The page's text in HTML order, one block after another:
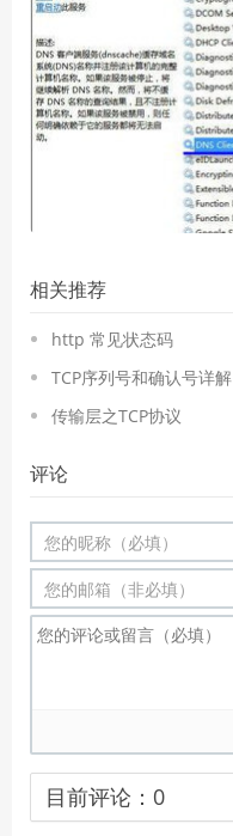
相关推荐
http 常见状态码
TCP序列号和确认号详解
传输层之TCP协议
评论
目前评论： 0